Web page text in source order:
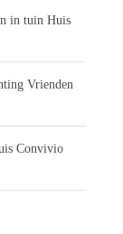
in tuin Huis
Vrienden
Convivio